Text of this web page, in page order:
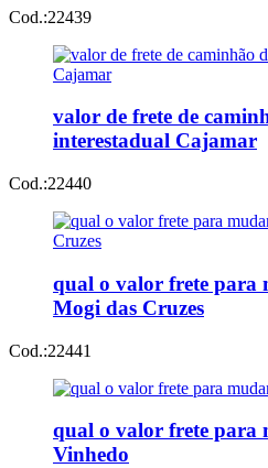
Cod.:22439
valor de frete de
interestadual Cajamar
Cod.:22440
qual o valor frete para
Mogi das Cruzes
Cod.:22441
qual o valor frete para
Vinhedo